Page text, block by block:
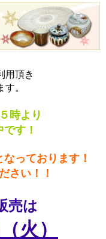
用頂き
。
時より
す！
っております！
さい！！
売は
火）